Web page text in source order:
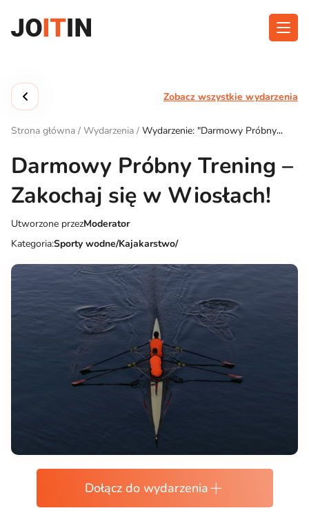
treści
Funkcjonalność
Kontakt
Pobierz aplikację:
Zobacz wszystkie wydarzenia
Strona główna / Wydarzenia / Wydarzenie: "Darmowy Próbny
Darmowy Próbny Trening –
Zakochaj się w Wiosłach!
Utworzone przezModerator
Kategoria:Sporty wodne/Kajakarstwo/
Dołącz do wydarzenia